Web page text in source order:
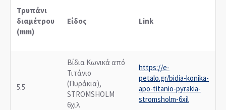
Τρυπάνι
διαμέτρου
(mm)
Είδος Link
5.5
Βίδια Κωνικά από
Τιτάνιο
(Πυράκια),
STROMSHOLM
6χιλ
https://e-
petalo.gr/bidia-konika-
apo-titanio-pyrakia-
stromsholm-6xil